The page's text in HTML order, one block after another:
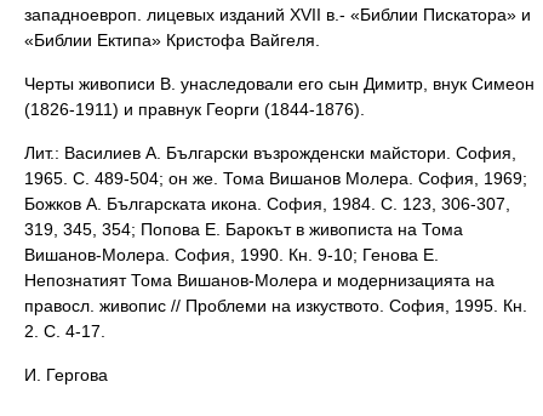
западноевроп. лицевых изданий XVII в.- «Библии Пискатора» и
«Библии Ектипа» Кристофа Вайгеля.
Черты живописи В. унаследовали его сын Димитр, внук Симеон
(1826-1911) и правнук Георги (1844-1876).
Лит.: Василиев А. Български възрожденски майстори. София,
1965. С. 489-504; он же. Тома Вишанов Молера. София, 1969;
Божков А. Българската икона. София, 1984. С. 123, 306-307,
319, 345, 354; Попова Е. Барокът в живописта на Тома
Вишанов-Молера. София, 1990. Кн. 9-10; Генова Е.
Непознатият Тома Вишанов-Молера и модернизацията на
правосл. живопис // Проблеми на изкуството. София, 1995. Кн.
2. С. 4-17.
И. Гергова